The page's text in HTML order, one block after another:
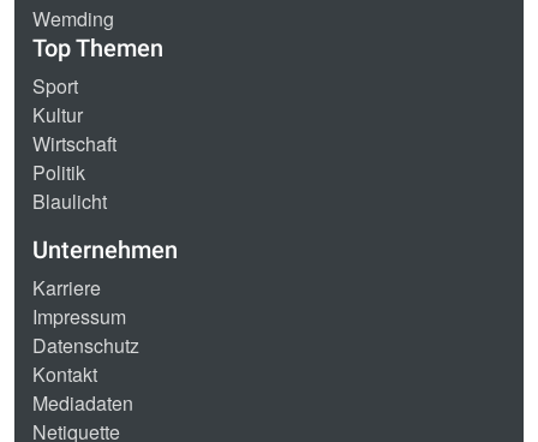
Wemding
Top Themen
Sport
Kultur
Wirtschaft
Politik
Blaulicht
Unternehmen
Karriere
Impressum
Datenschutz
Kontakt
Mediadaten
Netiquette